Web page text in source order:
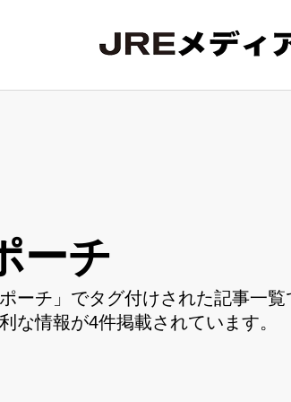
ーチ
ーチ」でタグ付けされた記事一
な情報が4件掲載されています。